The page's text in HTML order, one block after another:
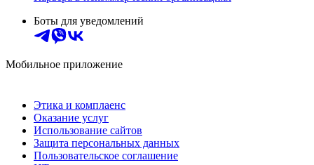
Боты для уведомлений
Мобильное приложение
Этика и комплаенс
Оказание услуг
Использование сайтов
Защита персональных данных
Пользовательское соглашение